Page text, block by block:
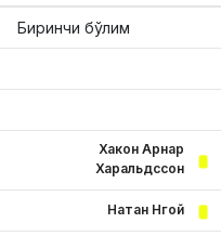
Биринчи бўлим
Хакон Арнар
Харальдссон
Натан Нгой